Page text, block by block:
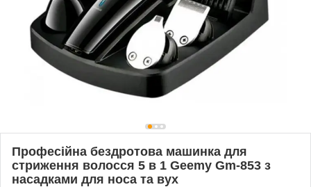
Професійна бездротова машинка для
стриження волосся 5 в 1 Geemy Gm-853 з
насадками для носа та вух